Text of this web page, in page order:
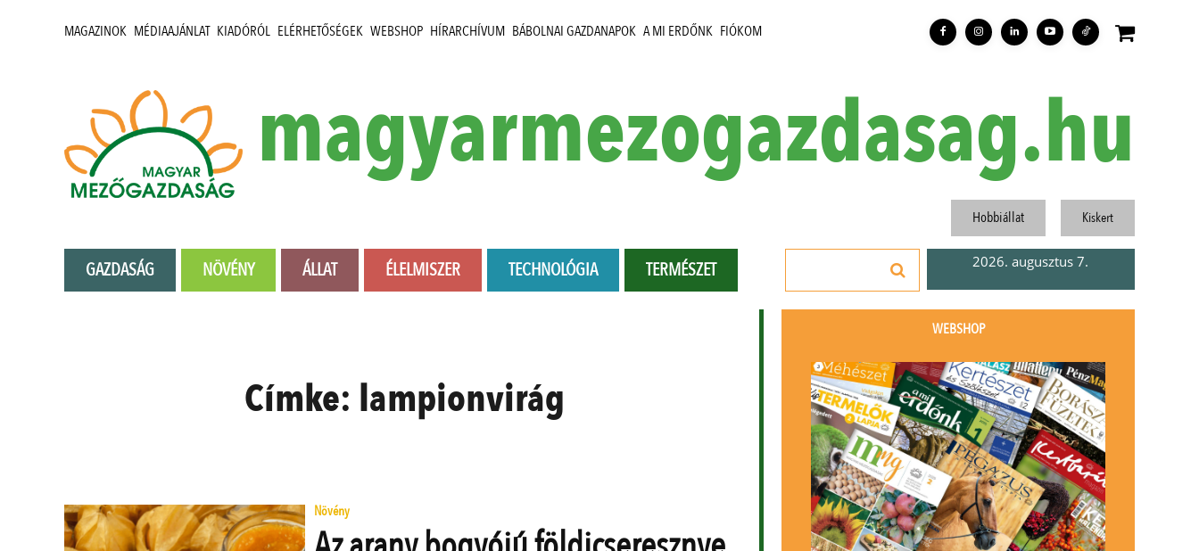
MAGAZINOK MÉDIAAJÁNLAT KIADÓRÓL ELÉRHETŐSÉGEK WEBSHOP HÍRARCHÍVUM BÁBOLNAI GAZDANAPOK A MI ERDŐNK FIÓKOM
magyarmezogazdasag.hu
GAZDASÁG NÖVÉNY ÁLLAT ÉLELMISZER TECHNOLÓGIA TERMÉSZET
Hobbiállat Kiskert
2026. augusztus 7.
Címke: lampionvirág
Növény
WEBSHOP